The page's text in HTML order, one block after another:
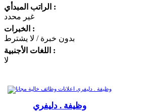
الراتب المبدأي :
غير محدد
الخبرات :
بدون خبرة / لا يشترط
اللغات الأجنبية :
لا
وظيفة . دليفري